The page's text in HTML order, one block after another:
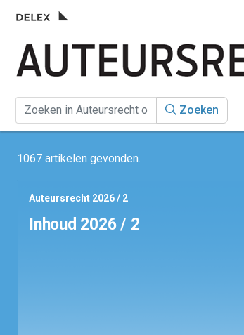
Zoeken
1067 artikelen gevonden.
Auteursrecht 2026 / 2
Inhoud 2026 / 2